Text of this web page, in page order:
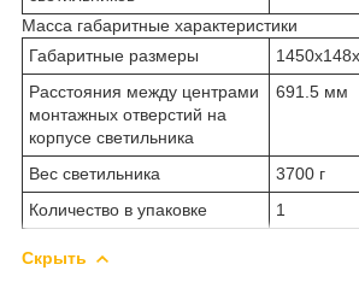
Масса габаритные характеристики
Габаритные размеры
Расстояния между центрами
монтажных отверстий на
корпусе светильника
691.5 мм
Вес светильника
3700 г
Количество в упаковке
1
Скрыть